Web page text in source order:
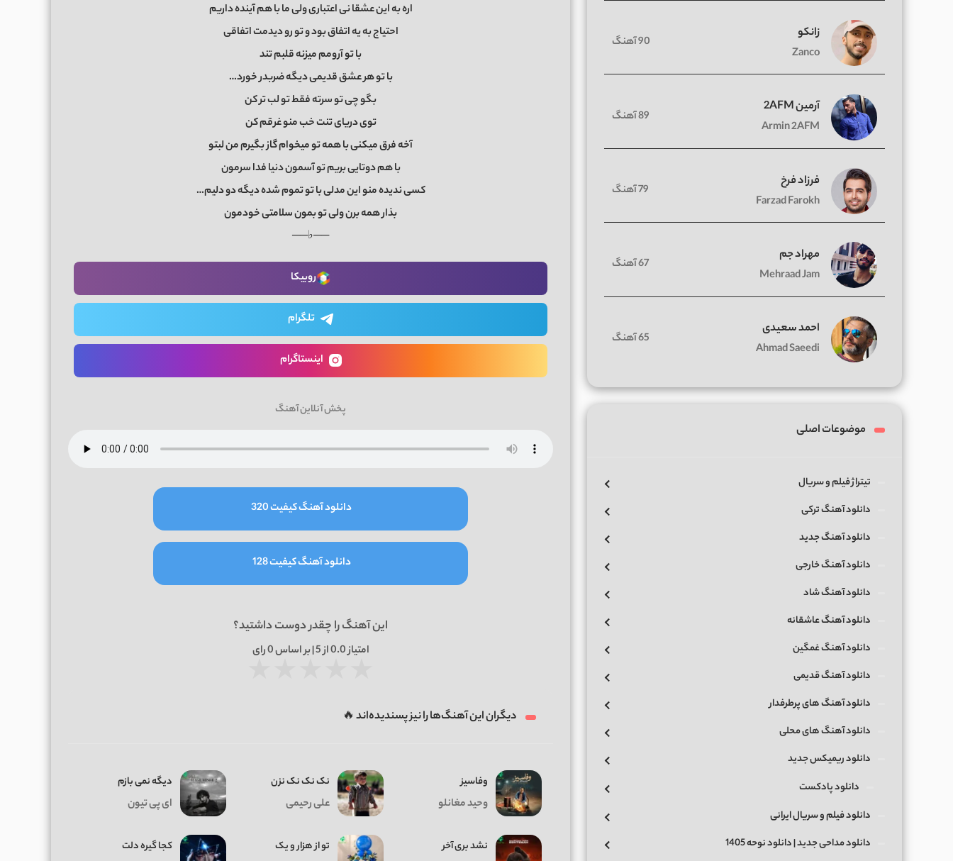
اره به این عشقا نی اعتباری ولی ما با هم آینده داریم
احتیاج به یه اتفاق بود و تو رو دیدمت اتفاقی
با تو آرومم میزنه قلبم تند
با تو هر عشق قدیمی دیگه ضربدر خورد…
بگو چی تو سرته فقط تو لب تر کن
توی دریای تنت خب منو غرقم کن
آخه فرق میکنی با همه تو میخوام گاز بگیرم من لبتو
با هم دوتایی بریم تو آسمون دنیا فدا سرمون
کسی ندیده منو این مدلی با تو تموم شده دیگه دو دلیم…
بذار همه برن ولی تو بمون سلامتی خودمون
──♭──
روبیکا
تلگرام
اینستاگرام
پخش آنلاین آهنگ
دانلود آهنگ کیفیت 320
دانلود آهنگ کیفیت 128
این آهنگ را چقدر دوست داشتید؟
امتیاز0.0از 5 | بر اساس 0رای
دیگران این آهنگ‌ها را نیز پسندیده‌اند 🔥
وفاسیز
وحید مغانلو
نک نک نک نزن
علی رحیمی
دیگه نمی بازم
ای پی تیون
نشد بری آخر تو از هزار و یک کجا گیره دلت
زانکو
Zanco
90 آهنگ
آرمین 2AFM
Armin 2AFM
89 آهنگ
فرزاد فرخ
Farzad Farokh
79 آهنگ
مهراد جم
Mehraad Jam
67 آهنگ
احمد سعیدی
Ahmad Saeedi
65 آهنگ
موضوعات اصلی
تیتراژ فیلم و سریال
دانلود آهنگ ترکی
دانلود آهنگ جدید
دانلود آهنگ خارجی
دانلود آهنگ شاد
دانلود آهنگ عاشقانه
دانلود آهنگ غمگین
دانلود آهنگ قدیمی
دانلود آهنگ های پرطرفدار
دانلود آهنگ های محلی
دانلود ریمیکس جدید
دانلود پادکست
دانلود فیلم و سریال ایرانی
دانلود مداحی جدید | دانلود نوحه 1405